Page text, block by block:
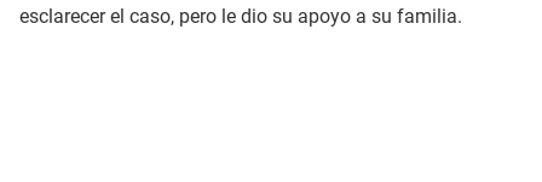
esclarecer el caso, pero le dio su apoyo a su familia.